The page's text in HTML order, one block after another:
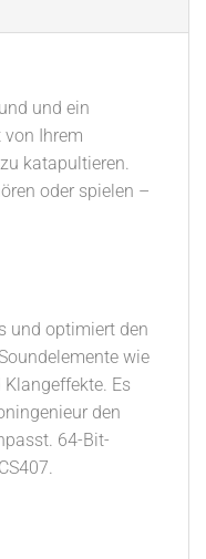
und ein
von Ihrem
katapultieren.
oder spielen –
und optimiert den
wie
Es
den
64-Bit-